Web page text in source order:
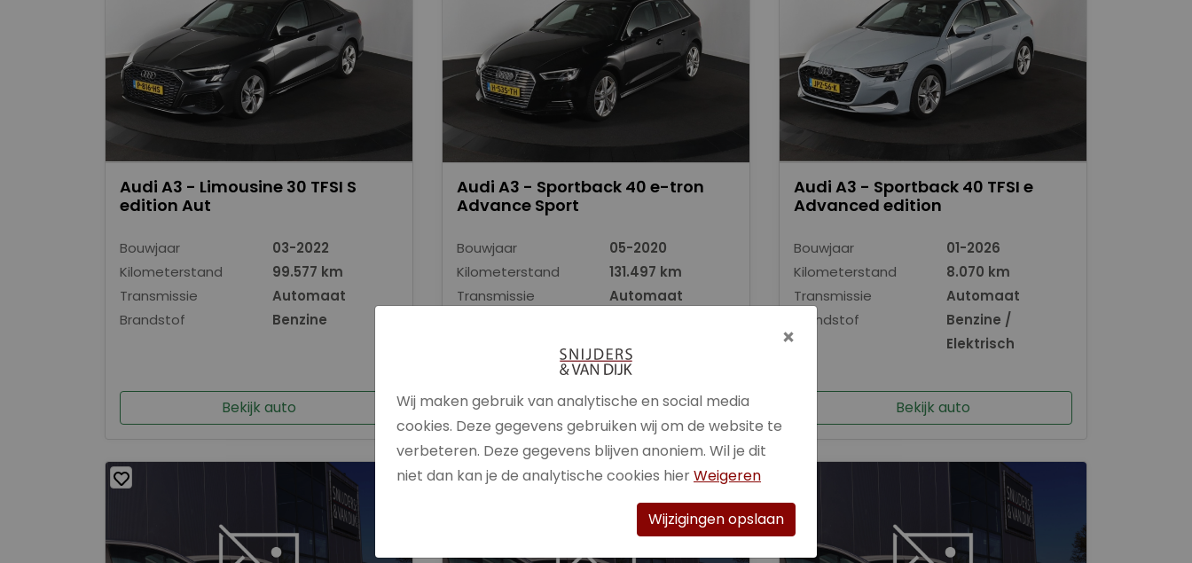
Audi A3 - Limousine 30 TFSI S
edition Aut
Bouwjaar
03-2022
Kilometerstand
99.577 km
Transmissie
Automaat
Brandstof
Benzine
Bekijk auto
Audi A3 - Sportback 40 e-tron
Advance Sport
Bouwjaar
05-2020
Kilometerstand
131.497 km
Transmissie
Automaat
Elektrisch
Bekijk auto
Audi A3 - Sportback 40 TFSI e
Advanced edition
Bouwjaar
01-2026
Kilometerstand
8.070 km
Transmissie
Automaat
Brandstof
Benzine /
Elektrisch
Bekijk auto
×
Wij maken gebruik van analytische en social media
cookies. Deze gegevens gebruiken wij om de website te
verbeteren. Deze gegevens blijven anoniem. Wil je dit
niet dan kan je de analytische cookies hierWeigeren
Wijzigingen opslaan